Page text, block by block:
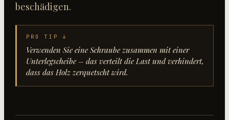
beschädigen.
PRO TIP ↓
Verwenden Sie eine Schraube zusammen mit einer
Unterlegscheibe – das verteilt die Last und verhindert,
dass das Holz zerquetscht wird.